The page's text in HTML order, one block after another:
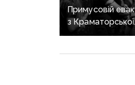
Примусовій
з Краматорської
громади